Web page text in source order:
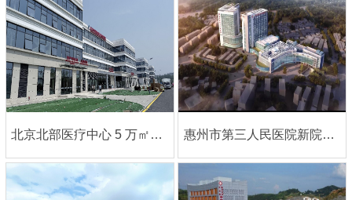
北京北部医疗中心 5 万㎡旗舰项目｜大巨龙医用同质透心地板铸就高端医疗标杆 惠州市第三人民医院新院｜中英双语案例